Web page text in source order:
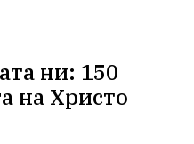
ни: 150
на Христо